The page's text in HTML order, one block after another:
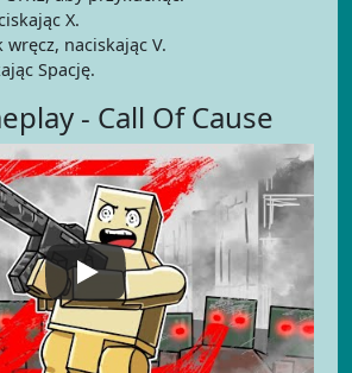
X.
naciskając V.
Spację.
- Call Of Cause